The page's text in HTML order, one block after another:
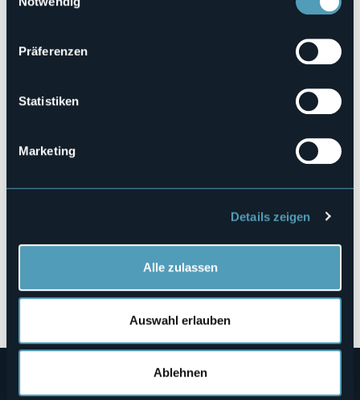
Präferenzen
Statistiken
Marketing
Details zeigen
Alle zulassen
Auswahl erlauben
Ablehnen
artiesaporidelnordovest@gmail.com
https://lagomaggioreferien.com/
Öffnen Sie die Karte